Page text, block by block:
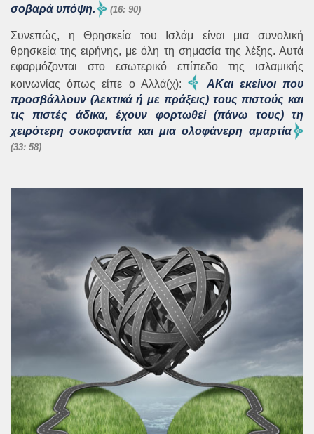
σοβαρά υπόψη.
(16: 90)
Συνεπώς, η Θρησκεία του Ισλάμ είναι μια συνολική
θρησκεία της ειρήνης, με όλη τη σημασία της λέξης. Αυτά
εφαρμόζονται στο εσωτερικό επίπεδο της ισλαμικής
κοινωνίας όπως είπε ο Αλλά(χ):
AΚαι εκείνοι που
προσβάλλουν (λεκτικά ή με πράξεις) τους πιστούς και
τις πιστές άδικα, έχουν φορτωθεί (πάνω τους) τη
χειρότερη συκοφαντία και μια ολοφάνερη αμαρτία
(33: 58)